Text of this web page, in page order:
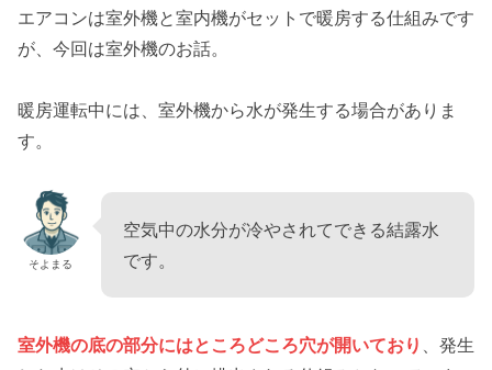
エアコンは室外機と室内機がセットで暖房する仕組みです
が、今回は室外機のお話。
暖房運転中には、室外機から水が発生する場合がありま
す。
そよまる
空気中の水分が冷やされてできる結露水
です。
室外機の底の部分にはところどころ穴が開いており
、発生